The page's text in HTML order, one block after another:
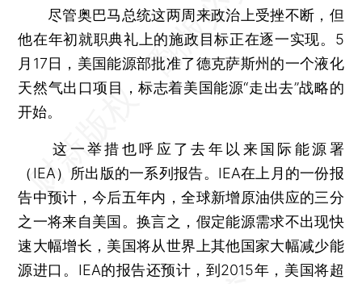
尽管奥巴马总统这两周来政治上受挫不断，但
他在年初就职典礼上的施政目标正在逐一实现。5
月17日，美国能源部批准了德克萨斯州的一个液化
天然气出口项目，标志着美国能源“走出去”战略的
开始。
这一举措也呼应了去年以来国际能源署
（IEA）所出版的一系列报告。IEA在上月的一份报
告中预计，今后五年内，全球新增原油供应的三分
之一将来自美国。换言之，假定能源需求不出现快
速大幅增长，美国将从世界上其他国家大幅减少能
源进口。IEA的报告还预计，到2015年，美国将超